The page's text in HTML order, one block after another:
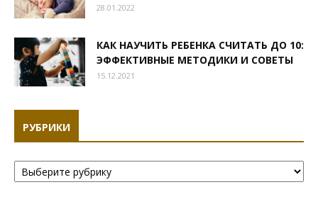
28.01.2022
КАК НАУЧИТЬ РЕБЕНКА СЧИТАТЬ ДО 10:
ЭФФЕКТИВНЫЕ МЕТОДИКИ И СОВЕТЫ
15.12.2021
РУБРИКИ
Рубрики